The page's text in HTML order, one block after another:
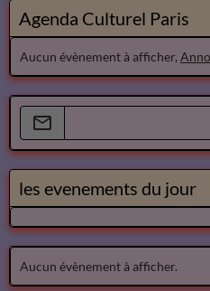
Agenda Culturel Paris
Aucun évènement à afficher,
les evenements du jour
Aucun évènement à afficher.